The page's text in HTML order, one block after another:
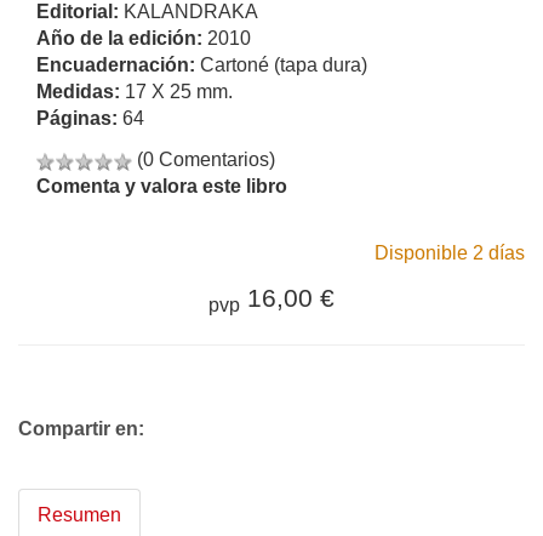
Editorial: KALANDRAKA
Año de la edición: 2010
Encuadernación: Cartoné (tapa dura)
Medidas: 17 X 25 mm.
Páginas: 64
(0 Comentarios)
Comenta y valora este libro
Disponible 2 días
pvp 16,00 €
Compartir en:
Resumen